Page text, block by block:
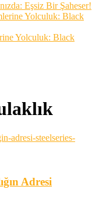
Eşsiz Bir Şaheser!
Yolculuk: Black
Adresi